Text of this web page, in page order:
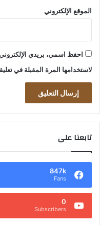
الموقع الإلكتروني
احفظ اسمي، بريدي
لاستخدامها المرة المقبلة في
تابعنا على
847k
Fans
0
Subscribers